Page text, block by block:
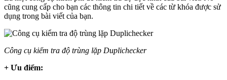
cũng cung cấp cho bạn các thông tin chi tiết về các từ khóa được sử
dụng trong bài viết của bạn.
Công cụ kiểm tra độ trùng lặp Duplichecker
+ Ưu điểm: